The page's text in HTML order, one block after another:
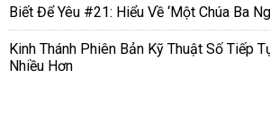
Biết Để Yêu #21: Hiểu Về ‘Một Chúa Ba
Kinh Thánh Phiên Bản Kỹ Thuật Số Tiếp
Nhiều Hơn